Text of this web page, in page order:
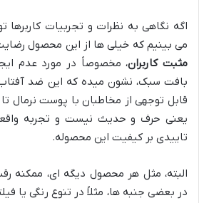
اگه نگاهی به نظرات و تجربیات کاربرها
می بینیم که خیلی ها از این محصول
مثبت کاربران، مخصوصاً در مورد عدم
بافت سبک، نشون میده که این ضد
قابل توجهی از مخاطبان با پوست نرمال
یعنی حرف و حدیث نیست و تجربه
تاییدی بر کیفیت این محصوله.
البته، مثل هر محصول دیگه ای، ممکنه